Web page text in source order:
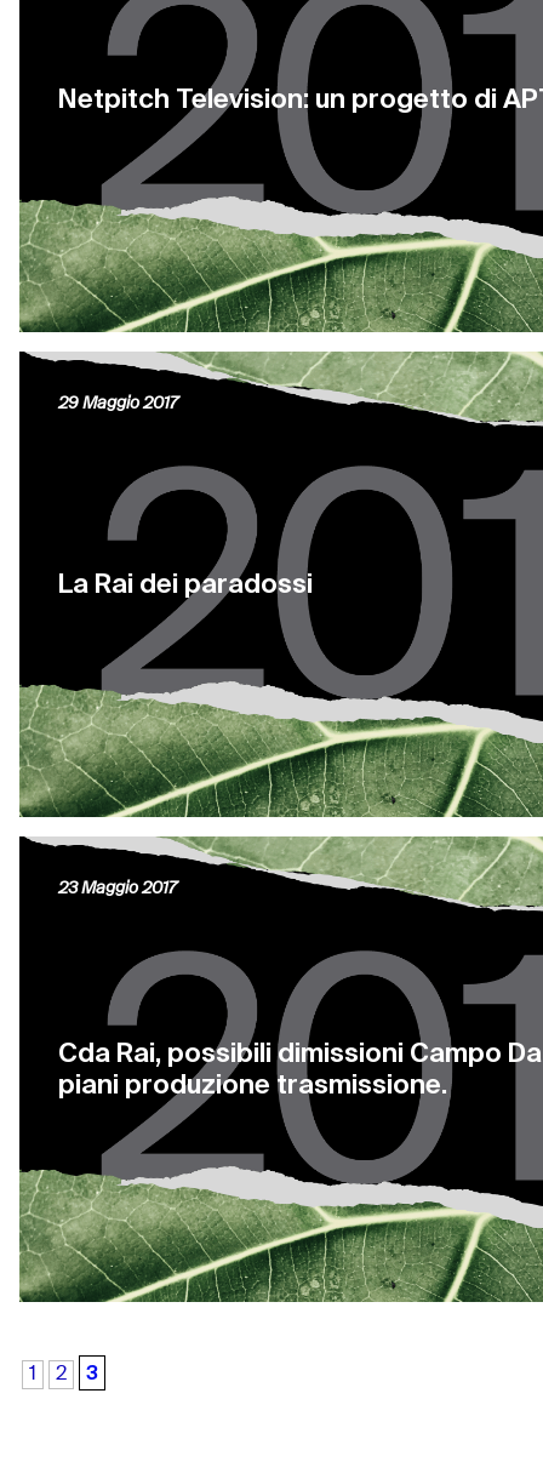
Netpitch Television: un progetto di
La Rai dei paradossi
29 Maggio 2017
Cda Rai, possibili dimissioni Campo
piani produzione trasmissione.
23 Maggio 2017
1 2 3